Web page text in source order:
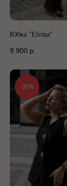
Юбка "Elvina"
9 900 р.
-30%